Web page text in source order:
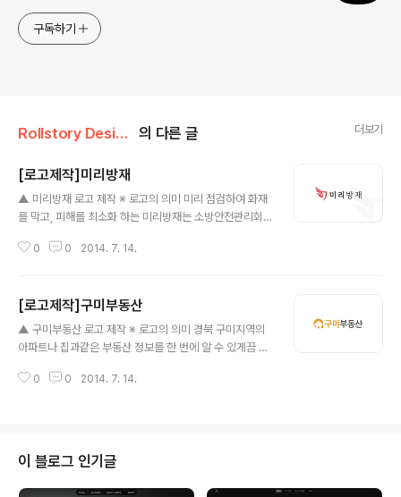
구독하기
Rollstory Design/7月 - July 의 다른 글 더보기
[로고제작]미리방재
▲ 미리방재 로고 제작 ※ 로고의 의미 미리 점검하여 화재
를 막고, 피해를 최소화 하는 미리방재는 소방안전관리회
등)을 점검하는 회사입니다. 불이난곳에 불을 끄기보단 1차
불모양을 더하여 심볼을 만들게 되었습니다. 그리고 깔끔
한 형태의 텍스트를 추가하여 로고를 완성하였습니다.
0 0 2014. 7. 14.
[로고제작]구미부동산
▲ 구미부동산 로고 제작 ※ 로고의 의미 경북 구미지역의
아파트나 집과같은 부동산 정보를 한 번에 알 수 있게끔 체
서 초반에 '보수적'인 성향의 사람(?)들이 많다고 하셔서 과
0 0 2014. 7. 14.
이 블로그 인기글